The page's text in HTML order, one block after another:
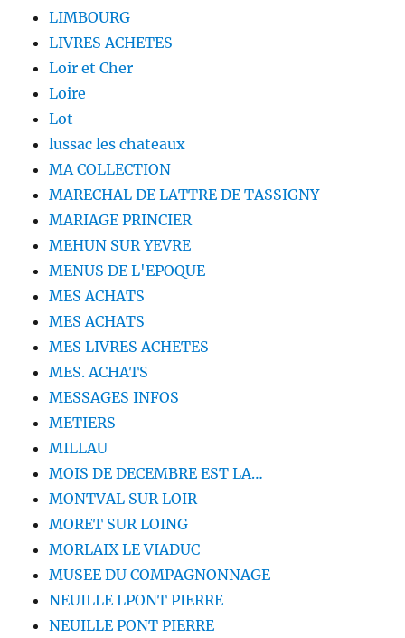
LIMBOURG
LIVRES ACHETES
Loir et Cher
Loire
Lot
lussac les chateaux
MA COLLECTION
MARECHAL DE LATTRE DE TASSIGNY
MARIAGE PRINCIER
MEHUN SUR YEVRE
MENUS DE L'EPOQUE
MES ACHATS
MES ACHATS
MES LIVRES ACHETES
MES. ACHATS
MESSAGES INFOS
METIERS
MILLAU
MOIS DE DECEMBRE EST LA…
MONTVAL SUR LOIR
MORET SUR LOING
MORLAIX LE VIADUC
MUSEE DU COMPAGNONNAGE
NEUILLE LPONT PIERRE
NEUILLE PONT PIERRE